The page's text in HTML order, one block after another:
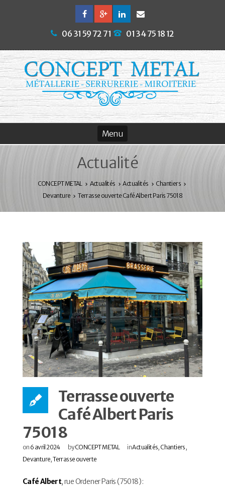
06 31 59 72 71 01 34 75 18 12
Actualité
CONCEPT METAL Actualités Actualités
Chantiers
Devanture
Terrasse ouverte Café Albert Paris 75018
Terrasse ouverte
Café Albert Paris
75018
on 6 avril 2024 byCONCEPT METAL inActualités, Chantiers,
Devanture,Terrasse ouverte
Café Albert, rue Ordener Paris (75018) :